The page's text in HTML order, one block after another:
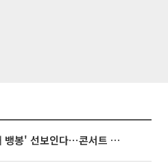
빅뱅, 20주년 기념 '새 뱅봉' 선보인다⋯콘서트 앞두고 팝업 개최